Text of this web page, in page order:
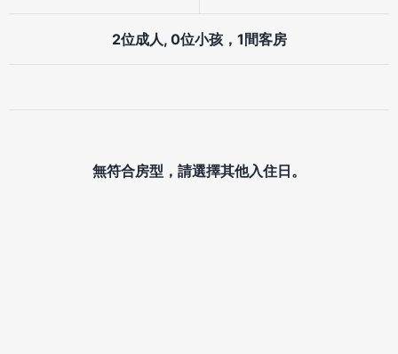
2位成人, 0位小孩，1間客房
無符合房型，請選擇其他入住日。